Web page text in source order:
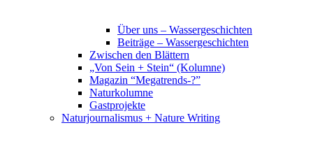
Über uns – Wassergeschichten
Beiträge – Wassergeschichten
Zwischen den Blättern
„Von Sein + Stein“ (Kolumne)
Magazin “Megatrends-?”
Naturkolumne
Gastprojekte
Naturjournalismus + Nature Writing